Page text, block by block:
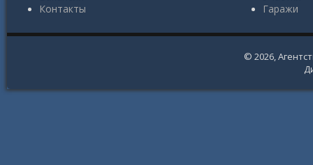
Контакты
Гаражи
© 2026,